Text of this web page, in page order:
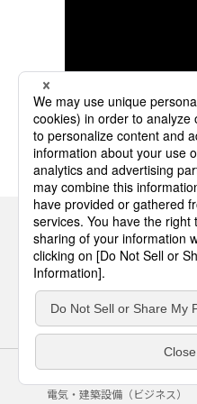
サイトのご利用にあたって
電気・建築設備（ビジネス）